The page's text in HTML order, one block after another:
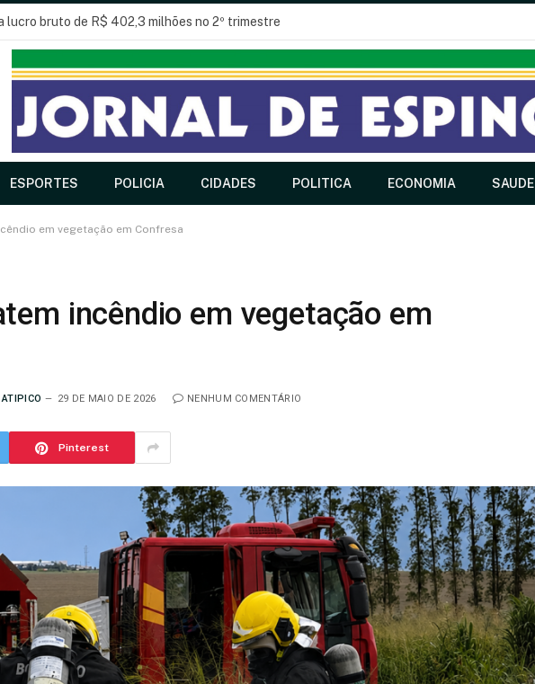
lucro bruto de R$ 402,3 milhões no 2º trimestre
ESPORTES POLICIA CIDADES POLITICA ECONOMIA SAUDE
em vegetação em Confresa
incêndio em vegetação em
29 DE MAIO DE 2026 NENHUM COMENTÁRIO
Pinterest